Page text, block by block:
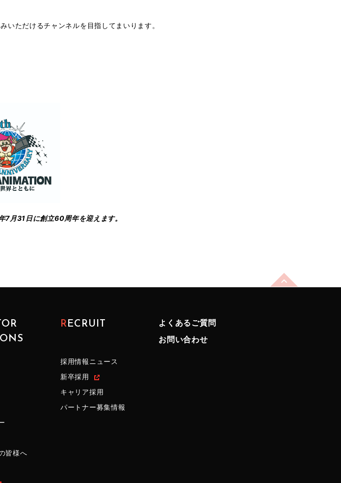
いただけるチャンネルを目指してまいります。
7月31日に創立60周年を迎えます。
皆様へ
RECRUIT
採用情報ニュース
新卒採用
キャリア採用
パートナー募集情報
よくあるご質問
お問い合わせ